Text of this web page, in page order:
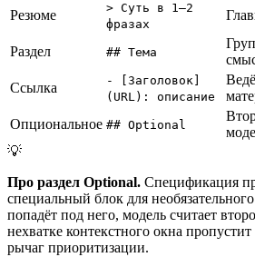
Резюме
> Суть в 1–2
фразах
Раздел ## Тема
Ссылка
- [Заголовок]
(URL): описание
Опциональное ## Optional
💡
Про раздел Optional. Спецификация
специальный блок для
попадёт под него, модель считает
нехватке контекстного окна
рычаг приоритизации.